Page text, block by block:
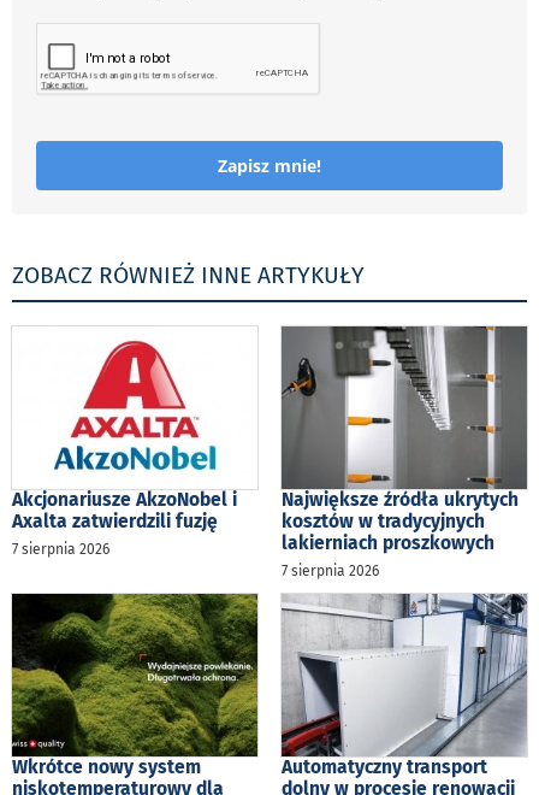
Zapisz mnie!
ZOBACZ RÓWNIEŻ INNE ARTYKUŁY
Akcjonariusze AkzoNobel i
Axalta zatwierdzili fuzję
7 sierpnia 2026
Największe źródła ukrytych
kosztów w tradycyjnych
lakierniach proszkowych
7 sierpnia 2026
Wkrótce nowy system
niskotemperaturowy dla
Automatyczny transport
dolny w procesie renowacji